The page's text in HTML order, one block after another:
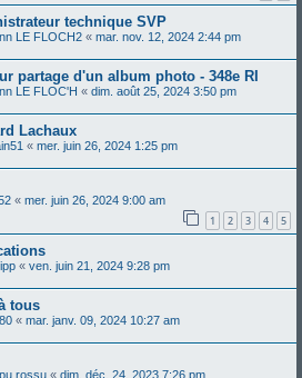
technique SVP
LE FLOCH2 « mar. nov. 12, 2024 2:44 pm
partage d'un album photo - 348e RI
LE FLOC'H « dim. août 25, 2024 3:50 pm
Lachaux
« mer. juin 26, 2024 1:25 pm
« mer. juin 26, 2024 9:00 am
1 2 3 4 5
« ven. juin 21, 2024 9:28 pm
tous
« mar. janv. 09, 2024 10:27 am
rossu « dim. déc. 24, 2023 7:26 pm